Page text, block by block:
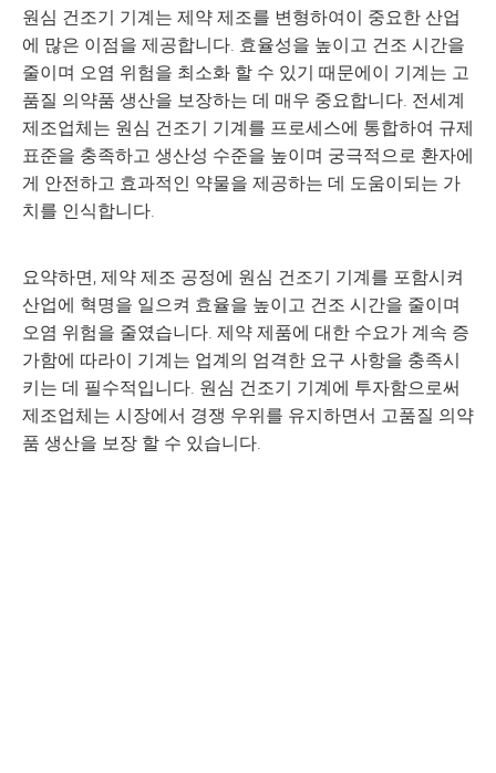
원심 건조기 기계는 제약 제조를 변형하여이 중요한 산업
에 많은 이점을 제공합니다. 효율성을 높이고 건조 시간을
줄이며 오염 위험을 최소화 할 수 있기 때문에이 기계는 고
품질 의약품 생산을 보장하는 데 매우 중요합니다. 전세계
제조업체는 원심 건조기 기계를 프로세스에 통합하여 규제
표준을 충족하고 생산성 수준을 높이며 궁극적으로 환자에
게 안전하고 효과적인 약물을 제공하는 데 도움이되는 가
치를 인식합니다.
요약하면, 제약 제조 공정에 원심 건조기 기계를 포함시켜
산업에 혁명을 일으켜 효율을 높이고 건조 시간을 줄이며
오염 위험을 줄였습니다. 제약 제품에 대한 수요가 계속 증
가함에 따라이 기계는 업계의 엄격한 요구 사항을 충족시
키는 데 필수적입니다. 원심 건조기 기계에 투자함으로써
제조업체는 시장에서 경쟁 우위를 유지하면서 고품질 의약
품 생산을 보장 할 수 있습니다.